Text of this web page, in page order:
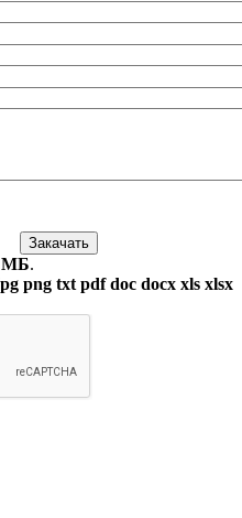
МБ.
png txt pdf doc docx xls xlsx